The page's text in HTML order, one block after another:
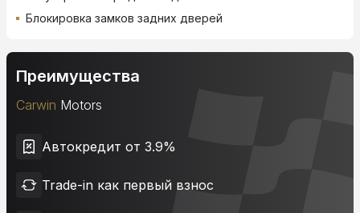
Блокировка замков задних дверей
Преимущества
Carwin Motors
Автокредит от 3.9%
Trade-in как первый взнос